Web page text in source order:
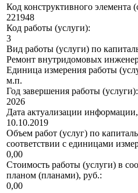
Код конструктивного элемента
221948
Код работы (услуги):
3
Вид работы (услуги) по
Ремонт внутридомовых
Единица измерения работы
м.п.
Год завершения работы (услуги):
2026
Дата актуализации информации,
10.10.2019
Объем работ (услуг) по
соответствии с единицами
0,00
Стоимость работы (услуги) в
планом (планами), руб.:
0,00